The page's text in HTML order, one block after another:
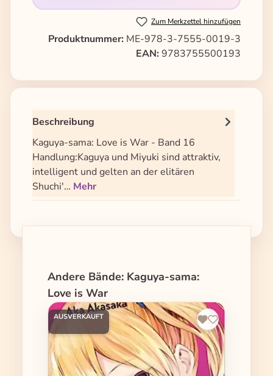
Zum Merkzettel hinzufügen
Produktnummer: ME-978-3-7555-0019-3
EAN: 9783755500193
Beschreibung
Kaguya-sama: Love is War - Band 16
Handlung:Kaguya und Miyuki sind attraktiv,
intelligent und gelten an der elitären
Shuchi'… Mehr
Produktgalerie überspringen
Andere Bände: Kaguya-sama:
Love is War
AUSVERKAUFT